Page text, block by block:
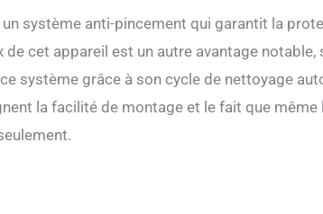
système anti-pincement qui garantit la
cet appareil est un autre avantage
système grâce à son cycle de nettoyage
la facilité de montage et le fait que